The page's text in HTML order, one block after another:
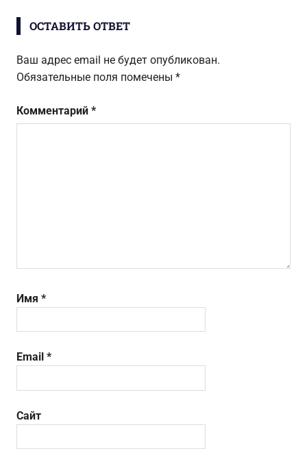
ОСТАВИТЬ ОТВЕТ
Ваш адрес email не будет опубликован.
Обязательные поля помечены *
Комментарий *
Имя *
Email *
Сайт